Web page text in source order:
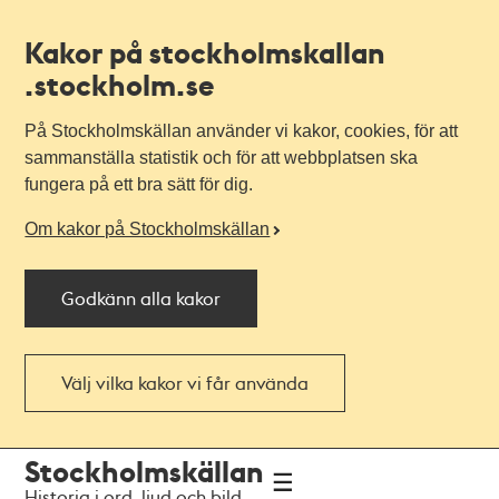
Kakor på stockholmskallan
.stockholm.se
På Stockholmskällan använder vi kakor, cookies, för att
sammanställa statistik och för att webbplatsen ska
fungera på ett bra sätt för dig.
Om kakor på Stockholmskällan
Godkänn alla kakor
Välj vilka kakor vi får använda
navigationen
huvudinnehållet
Stockholmskällan